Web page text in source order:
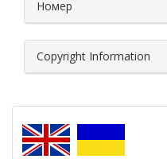
Номер
Copyright Information